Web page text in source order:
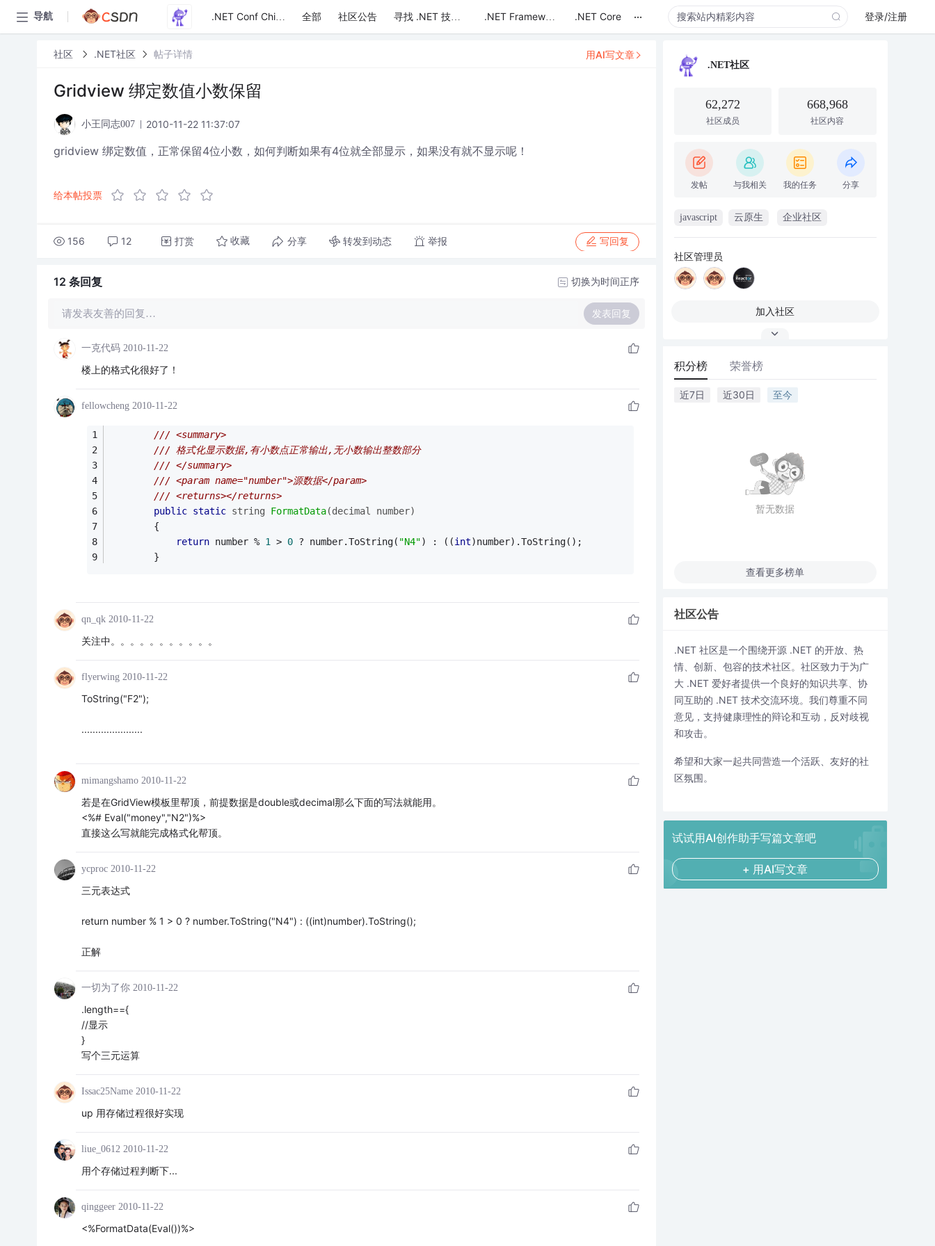
导航 .NET Conf China 全部 社区公告 寻找 .NET 技术达人 .NET Framework .NET Core ... 登录/注册
社区 .NET社区 帖子详情
Gridview 绑定数值小数保留
小王同志007 2010-11-22 11:37:07
gridview 绑定数值，正常保留4位小数，如何判断如果有4位就全部显示，如果没有就不显示呢！
给本帖投票
156 12 打赏 收藏 分享 转发到动态 举报 写回复
用AI写文章
12 条回复 切换为时间正序
请发表友善的回复… 发表回复
一克代码 2010-11-22
楼上的格式化很好了！
fellowcheng 2010-11-22
/// <summary>
/// 格式化显示数据,有小数点正常输出,无小数输出整数部分
/// </summary>
/// <param name="number">源数据</param>
/// <returns></returns>
public static string FormatData(decimal number)
        {
return number % 1 > 0 ? number.ToString( "N4") : ((int)number).ToString();
        }
qn_qk 2010-11-22
关注中。。。。。。。。。。。
flyerwing 2010-11-22
ToString("F2");
......................
mimangshamo 2010-11-22
若是在GridView模板里帮顶，前提数据是double或decimal那么下面的写法就能用。
<%# Eval("money","N2")%>
直接这么写就能完成格式化帮顶。
ycproc 2010-11-22
三元表达式
return number % 1 > 0 ? number.ToString("N4") : ((int)number).ToString();
正解
一切为了你 2010-11-22
.length=={
//显示
}
写个三元运算
Issac25Name 2010-11-22
up 用存储过程很好实现
liue_0612 2010-11-22
用个存储过程判断下...
qinggeer 2010-11-22
<%FormatData(Eval())%>
.NET社区
62,272
社区成员
668,968
社区内容
发帖 与我相关 我的任务 分享
javascript 云原生 企业社区
社区管理员
加入社区
积分榜 荣誉榜
近7日 近30日 至今
暂无数据
查看更多榜单
社区公告
.NET 社区是一个围绕开源 .NET 的开放、热
情、创新、包容的技术社区。社区致力于为广
大 .NET 爱好者提供一个良好的知识共享、协
同互助的 .NET 技术交流环境。我们尊重不同
意见，支持健康理性的辩论和互动，反对歧视
和攻击。
希望和大家一起共同营造一个活跃、友好的社
区氛围。
试试用AI创作助手写篇文章吧
+ 用AI写文章